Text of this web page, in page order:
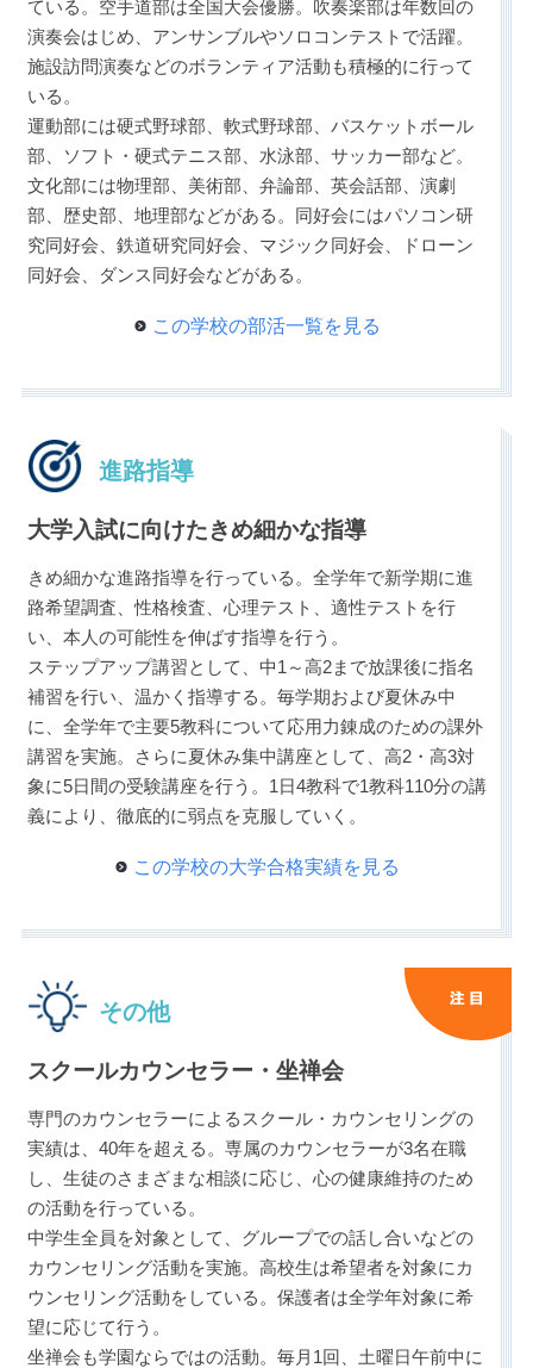
ている。空手道部は全国大会優勝。吹奏楽部は年数回の
演奏会はじめ、アンサンブルやソロコンテストで活躍。
施設訪問演奏などのボランティア活動も積極的に行って
いる。
運動部には硬式野球部、軟式野球部、バスケットボール
部、ソフト・硬式テニス部、水泳部、サッカー部など。
文化部には物理部、美術部、弁論部、英会話部、演劇
部、歴史部、地理部などがある。同好会にはパソコン研
究同好会、鉄道研究同好会、マジック同好会、ドローン
同好会、ダンス同好会などがある。
この学校の部活一覧を見る
進路指導
大学入試に向けたきめ細かな指導
きめ細かな進路指導を行っている。全学年で新学期に進
路希望調査、性格検査、心理テスト、適性テストを行
い、本人の可能性を伸ばす指導を行う。
ステップアップ講習として、中1～高2まで放課後に指名
補習を行い、温かく指導する。毎学期および夏休み中
に、全学年で主要5教科について応用力錬成のための課外
講習を実施。さらに夏休み集中講座として、高2・高3対
象に5日間の受験講座を行う。1日4教科で1教科110分の講
義により、徹底的に弱点を克服していく。
この学校の大学合格実績を見る
その他
スクールカウンセラー・坐禅会
専門のカウンセラーによるスクール・カウンセリングの
実績は、40年を超える。専属のカウンセラーが3名在職
し、生徒のさまざまな相談に応じ、心の健康維持のため
の活動を行っている。
中学生全員を対象として、グループでの話し合いなどの
カウンセリング活動を実施。高校生は希望者を対象にカ
ウンセリング活動をしている。保護者は全学年対象に希
望に応じて行う。
坐禅会も学園ならではの活動。毎月1回、土曜日午前中に